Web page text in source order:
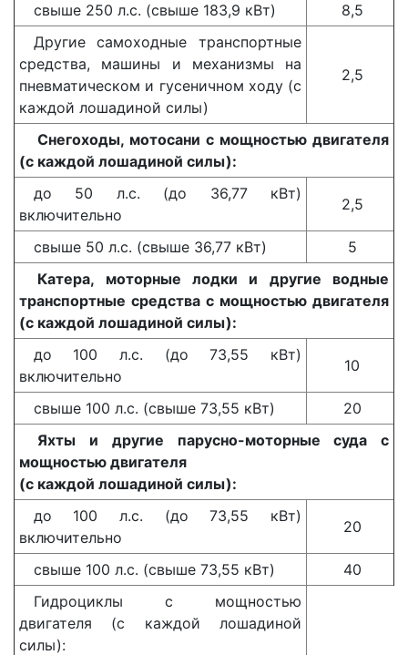
свыше 250 л.с. (свыше 183,9 кВт)
8,5
Другие самоходные транспортные
средства, машины и механизмы на
пневматическом и гусеничном ходу (с
каждой лошадиной силы)
2,5
Снегоходы, мотосани с мощностью двигателя
(с каждой лошадиной силы):
до 50 л.с. (до 36,77 кВт)
включительно
2,5
свыше 50 л.с. (свыше 36,77 кВт)
5
Катера, моторные лодки и другие водные
транспортные средства с мощностью двигателя
(с каждой лошадиной силы):
до 100 л.с. (до 73,55 кВт)
включительно
10
свыше 100 л.с. (свыше 73,55 кВт)
20
Яхты и другие парусно-моторные суда с
мощностью двигателя
(с каждой лошадиной силы):
до 100 л.с. (до 73,55 кВт)
включительно
20
свыше 100 л.с. (свыше 73,55 кВт)
40
Гидроциклы с мощностью
двигателя (с каждой лошадиной
силы):